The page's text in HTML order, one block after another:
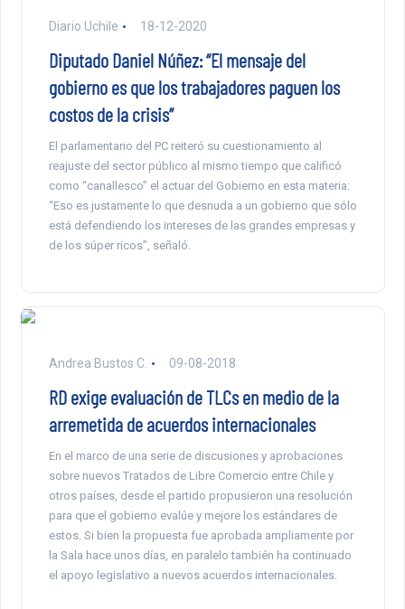
Diario Uchile 18-12-2020
Diputado Daniel Núñez: “El mensaje del
gobierno es que los trabajadores paguen los
costos de la crisis”
El parlamentario del PC reiteró su cuestionamiento al
reajuste del sector público al mismo tiempo que calificó
como “canallesco” el actuar del Gobierno en esta materia:
“Eso es justamente lo que desnuda a un gobierno que sólo
está defendiendo los intereses de las grandes empresas y
de los súper ricos”, señaló.
Andrea Bustos C. 09-08-2018
RD exige evaluación de TLCs en medio de la
arremetida de acuerdos internacionales
En el marco de una serie de discusiones y aprobaciones
sobre nuevos Tratados de Libre Comercio entre Chile y
otros países, desde el partido propusieron una resolución
para que el gobierno evalúe y mejore los estándares de
estos. Si bien la propuesta fue aprobada ampliamente por
la Sala hace unos días, en paralelo también ha continuado
el apoyo legislativo a nuevos acuerdos internacionales.